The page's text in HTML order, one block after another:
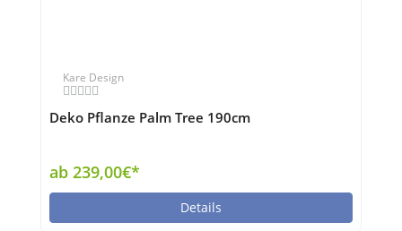
Kare Design
Deko Pflanze Palm Tree 190cm
ab 239,00€*
Details